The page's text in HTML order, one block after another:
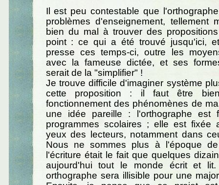
Il est peu contestable que
problèmes d'enseignement, tellement
bien du mal à trouver des
point : ce qui a été trouvé jusqu'ici,
presse ces temps-ci, outre les
avec la fameuse dictée, et ses
serait de la "simplifier" !
Je trouve difficile d'imaginer système
cette proposition : il faut être
fonctionnement des phénomènes de
une idée pareille : l'orthographe est
programmes scolaires ; elle est fixée
yeux des lecteurs, notamment dans
Nous ne sommes plus à l'époque
l'écriture était le fait que quelques
aujourd'hui tout le monde écrit et
orthographe sera illisible pour une